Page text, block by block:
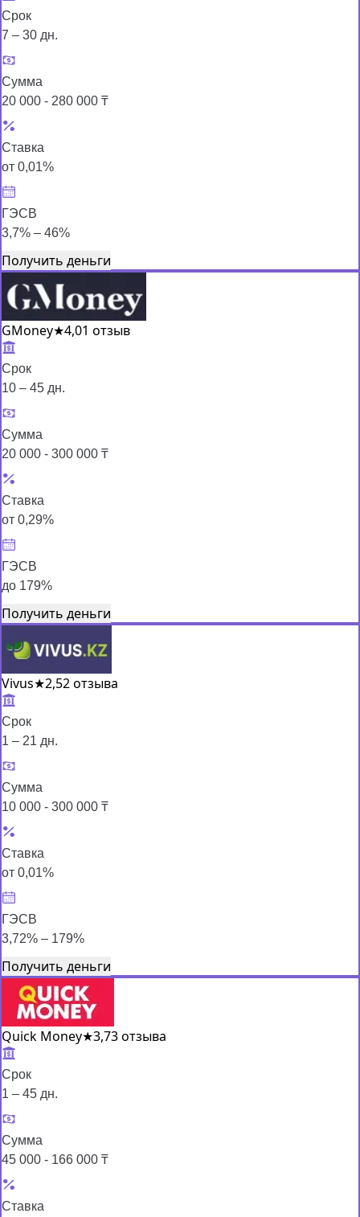
Срок
7 – 30 дн.
Сумма
20 000 - 280 000 ₸
Ставка
от 0,01%
ГЭСВ
3,7% – 46%
Получить деньги
GMoney★4,01 отзыв
Срок
10 – 45 дн.
Сумма
20 000 - 300 000 ₸
Ставка
от 0,29%
ГЭСВ
до 179%
Получить деньги
Vivus★2,52 отзыва
Срок
1 – 21 дн.
Сумма
10 000 - 300 000 ₸
Ставка
от 0,01%
ГЭСВ
3,72% – 179%
Получить деньги
Quick Money★3,73 отзыва
Срок
1 – 45 дн.
Сумма
45 000 - 166 000 ₸
Ставка